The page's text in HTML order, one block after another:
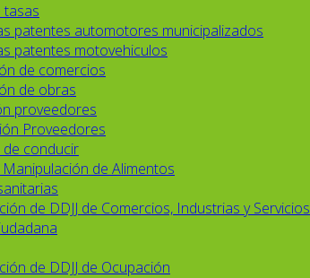
tasas
patentes automotores municipalizados
patentes motovehiculos
de comercios
de obras
proveedores
Proveedores
de conducir
de Alimentos
de DDJJ de Comercios, Industrias y Servicios
de DDJJ de Ocupación